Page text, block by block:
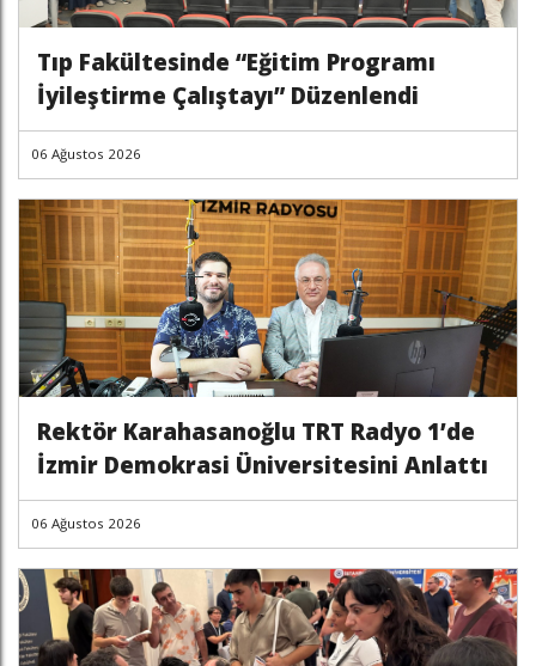
Tıp Fakültesinde “Eğitim Programı
İyileştirme Çalıştayı” Düzenlendi
06 Ağustos 2026
Rektör Karahasanoğlu TRT Radyo 1’de
İzmir Demokrasi Üniversitesini Anlattı
06 Ağustos 2026